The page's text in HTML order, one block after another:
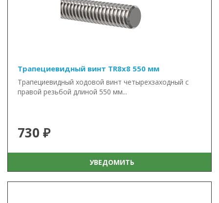
Трапециевидный винт TR8x8 550 мм
Трапециевидный ходовой винт четырехзаходный с
правой резьбой длиной 550 мм...
730 ₽
УВЕДОМИТЬ